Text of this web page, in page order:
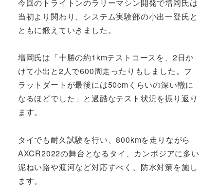
今回のトライトンのラリーマシン開発で増岡氏は
当初より関わり、システム実験部の小出一登氏と
ともに鍛えていきました。
増岡氏は「十勝の約1kmテストコースを、2日か
けて小出と2人で600周走ったりもしました。フ
ラットダートが最後には50cmくらいの深い轍に
なるほどでした」と過酷なテスト状況を振り返り
ます。
タイでも耐久試験を行い、800kmを走りながら
AXCR2022の舞台となるタイ、カンボジアに多い
泥ねい路や渡河など対応すべく、防水対策を施し
ます。